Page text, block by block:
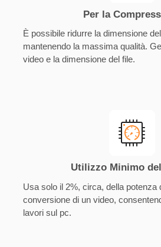
Per la
È possibile ridurre la dimensione
mantenendo la massima qualità.
video e la dimensione del file.
Utilizzo Minimo
Usa solo il 2%, circa, della potenza
conversione di un video,
lavori sul pc.